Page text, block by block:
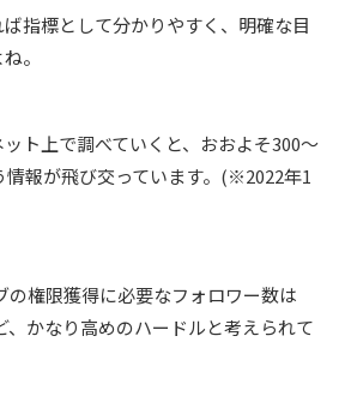
指標として分かりやすく、明確な目
。
ト上で調べていくと、おおよそ300〜
情報が飛び交っています。(※2022年1
権限獲得に必要なフォロワー数は
、かなり高めのハードルと考えられて